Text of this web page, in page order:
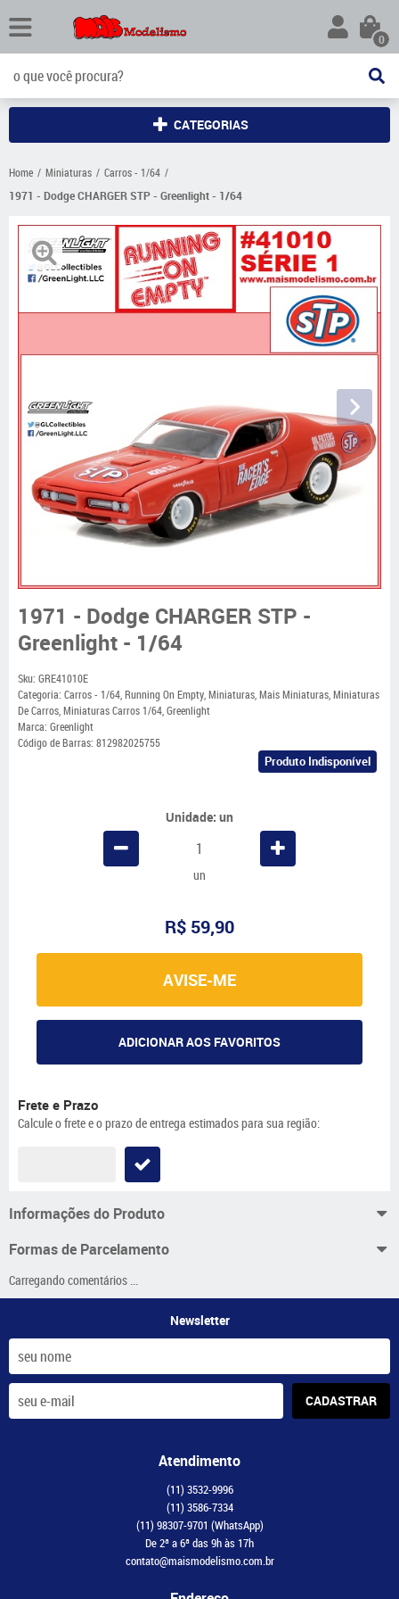
0
CATEGORIAS
Home Miniaturas
Carros - 1/64
1971 - Dodge CHARGER STP - Greenlight - 1/64
1971 - Dodge CHARGER STP -
Greenlight - 1/64
Sku: GRE41010E
Categoria: Carros - 1/64,Running On Empty,Miniaturas,Mais Miniaturas,Miniaturas
De Carros,Miniaturas Carros 1/64,Greenlight
Marca: Greenlight
Código de Barras: 812982025755
Produto Indisponível
Unidade: un
un
R$ 59,90
AVISE-ME
ADICIONAR AOS FAVORITOS
Frete e Prazo
Calcule o frete e o prazo de entrega estimados para sua região:
Informações do Produto
Formas de Parcelamento
Carregando comentários ...
Newsletter
CADASTRAR
Atendimento
(11) 3532-9996
(11) 3586-7334
(11) 98307-9701 (WhatsApp)
De 2ª a 6ª das 9h às 17h
contato@maismodelismo.com.br